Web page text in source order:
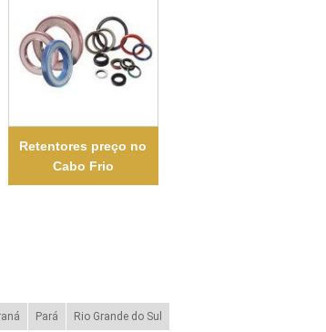
Retentores preço no
Cabo Frio
Pará Rio Grande do Sul